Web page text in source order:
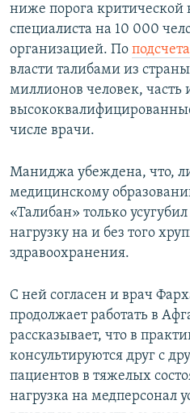
ниже порога критической
специалиста на 10 000
организацией. По
власти талибами из
миллионов человек, часть
числе врачи.
Маниджа убеждена, что,
медицинскому
«Талибан» только
нагрузку на и без того
здравоохранения.
С ней согласен и врач
продолжает работать в
рассказывает, что в
консультируются друг с
пациентов в тяжелых
нагрузка на медперсонал